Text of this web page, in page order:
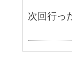
次回行っ